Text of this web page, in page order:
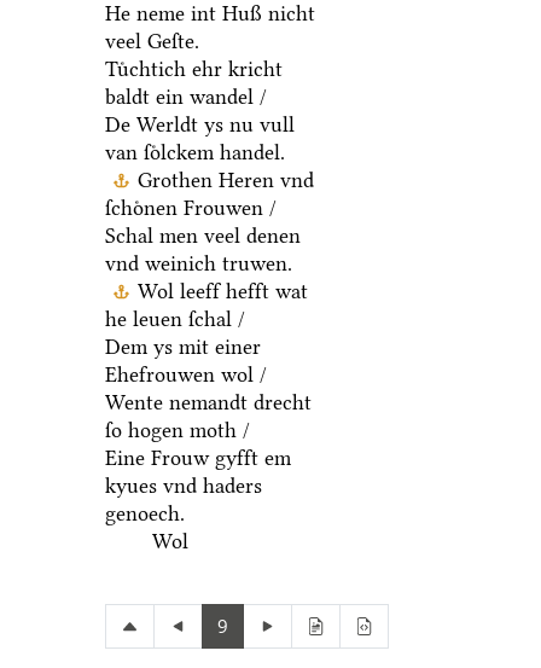
ick int beſte /
He neme int Huß nicht
veel Geſte.
Tuͤchtich ehr kricht
baldt ein wandel /
De Werldt ys nu vull
van ſoͤlckem handel.
Grothen Heren vnd
ſchoͤnen Frouwen /
Schal men veel denen
vnd weinich truwen.
Wol leeff hefft wat
he leuen ſchal /
Dem ys mit einer
Ehefrouwen wol /
Wente nemandt drecht
ſo hogen moth /
Eine Frouw gyfft em
kyues vnd haders
genoech.
9